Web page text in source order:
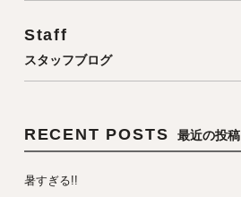
Staff
スタッフブログ
RECENT POSTS 最近の投稿
暑すぎる!!